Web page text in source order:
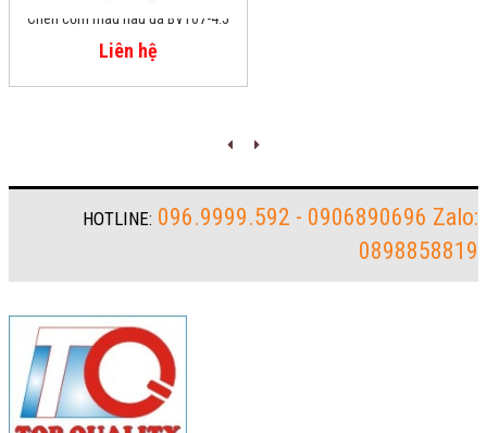
Chén cơm màu nâu đá BV107-4.5
Liên hệ
HOTLINE: 096.9999.592 - 0906890696 Zalo:
0898858819